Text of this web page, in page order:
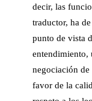
decir, las
traductor, ha
punto de vista
entendimiento,
negociación
favor de la